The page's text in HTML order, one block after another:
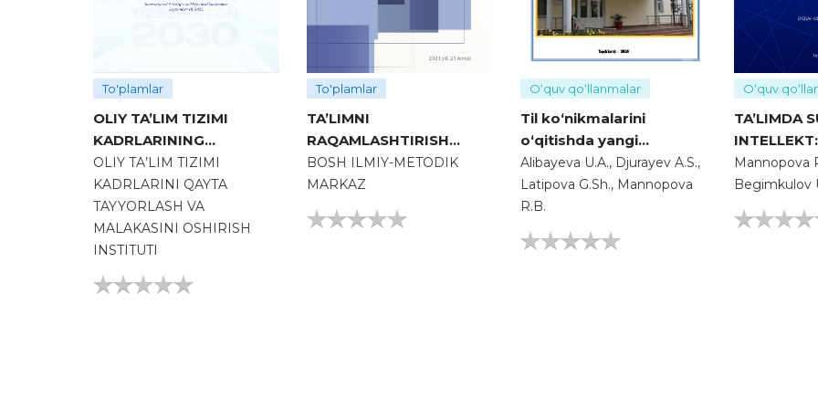
To'plamlar
OLIY TA’LIM TIZIMI
KADRLARINING
MALAKASINI OSHIRISH:
DOLZARB MUAMMOLAR
VA INNOVATSION
YECHIMLAR
OLIY TA’LIM TIZIMI
KADRLARINI QAYTA
TAYYORLASH VA
MALAKASINI OSHIRISH
INSTITUTI
To'plamlar
TA’LIMNI
RAQAMLASHTIRISH
SHAROITIDA PEDAGOG
KADRLARNI QAYTA
TAYYORLASH VA
MALAKASINI OSHIRISH:
BOSH ILMIY-METODIK
MARKAZ
O‘quv qo‘llanmalar
Til ko‘nikmalarini
o‘qitishda yangi
pedagogik yondashuvlar
Alibayeva U.A., Djurayev A.S.,
Latipova G.Sh., Mannopova
R.B.
O‘quv
TA’LIMDA
INTELLEKT:
Mannopova
Begimkulov